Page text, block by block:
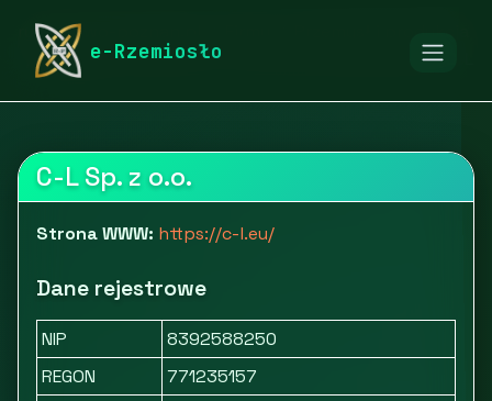
e-Rzemiosło
rymarstwo-poznan.pl
Chemia
Materials for composite production - C-L
C-L Sp. z o.o.
Strona WWW: https://c-l.eu/
Dane rejestrowe
NIP
8392588250
REGON
771235157